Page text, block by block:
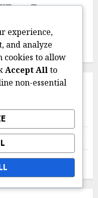
por Tempo
Especiais,
0
experience,
and analyze
cookies to allow
Accept Allto
non-essential